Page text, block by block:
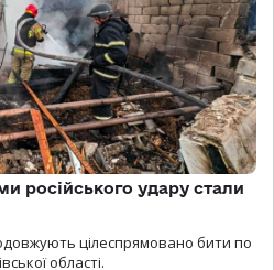
російського удару стали
цілеспрямовано бити по
області.